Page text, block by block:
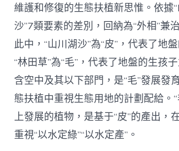
維護和修復的生態扶植新思惟。依據
沙”7類要素的差別，回納為“外相”兼
此中，“山川湖沙”為“皮”，代表了地
“林田草”為“毛”，代表了地盤的生孩
含空中及其以下部門，是“毛”發展發
態扶植中重視生態用地的計劃配給。
上發展的植物，是基于“皮”的產出，
重視“以水定綠”“以水定產”。